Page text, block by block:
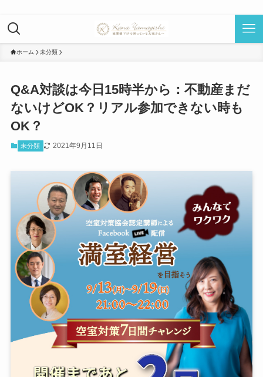
ホーム 未分類
Q&A対談は今日15時半から：不動産まだ
ないけどOK？リアル参加できない時も
OK？
未分類 2021年9月11日